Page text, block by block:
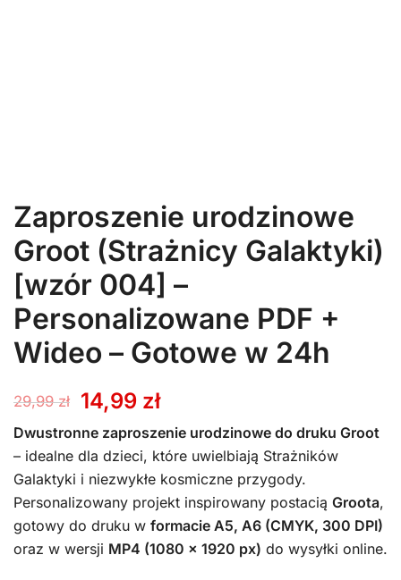
Zaproszenie urodzinowe
Groot (Strażnicy Galaktyki)
[wzór 004] –
Personalizowane PDF +
Wideo – Gotowe w 24h
29,99zł
Pierwotna
cena
wynosiła:
29,99 zł.
14,99 złAktualna
cena
wynosi:
14,99 zł.
Dwustronne zaproszenie urodzinowe do druku Groot
– idealne dla dzieci, które uwielbiają Strażników
Galaktyki i niezwykłe kosmiczne przygody.
Personalizowany projekt inspirowany postacią Groota,
gotowy do druku w formacie A5, A6 (CMYK, 300 DPI)
oraz w wersji MP4 (1080 x 1920 px) do wysyłki online.